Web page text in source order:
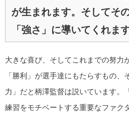
が生まれます。そしてそ
「強さ」に導いてくれます
大きな喜び、そしてこれまでの努力
「勝利」が選手達にもたらすもの、
力」だと柄澤監督は説いています。
練習をモチベートする重要なファク